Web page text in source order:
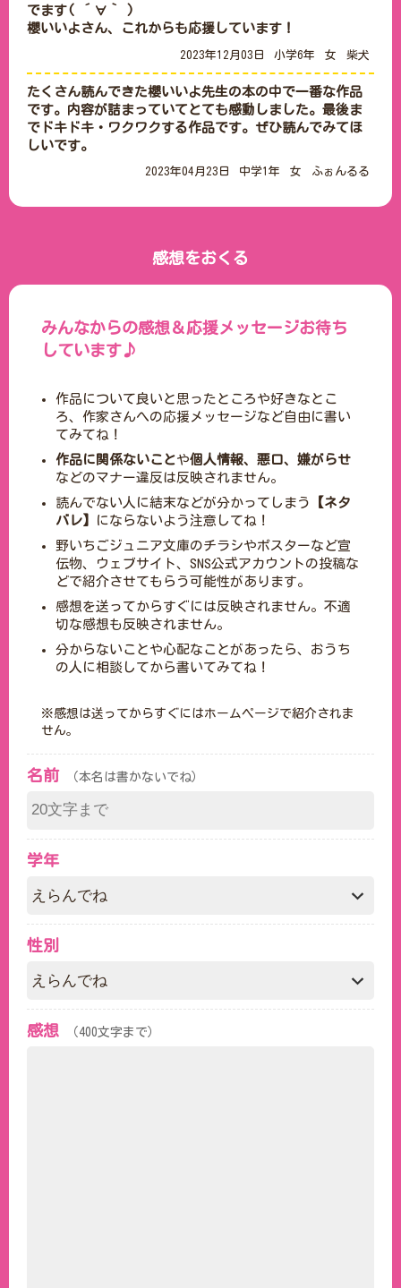
でます( ´∀｀ )
櫻いいよさん、これからも応援しています！
2023年12月03日 小学6年 女 柴犬
たくさん読んできた櫻いいよ先生の本の中で一番な作品
です。内容が詰まっていてとても感動しました。最後ま
でドキドキ・ワクワクする作品です。ぜひ読んでみてほ
しいです。
2023年04月23日 中学1年 女 ふぉんるる
感想をおくる
みんなからの感想＆応援メッセージお待ち
しています♪
作品について良いと思ったところや好きなとこ
ろ、作家さんへの応援メッセージなど自由に書い
てみてね！
作品に関係ないことや個人情報、悪口、嫌がらせ
などのマナー違反は反映されません。
読んでない人に結末などが分かってしまう
【ネタ
バレ】
にならないよう注意してね！
野いちごジュニア文庫のチラシやポスターなど宣
伝物、ウェブサイト、SNS公式アカウントの投稿な
どで紹介させてもらう可能性があります。
感想を送ってからすぐには反映されません。不適
切な感想も反映されません。
分からないことや心配なことがあったら、おうち
の人に相談してから書いてみてね！
※感想は送ってからすぐにはホームページで紹介されま
せん。
名前 （本名は書かないでね）
学年
性別
感想 （400文字まで）